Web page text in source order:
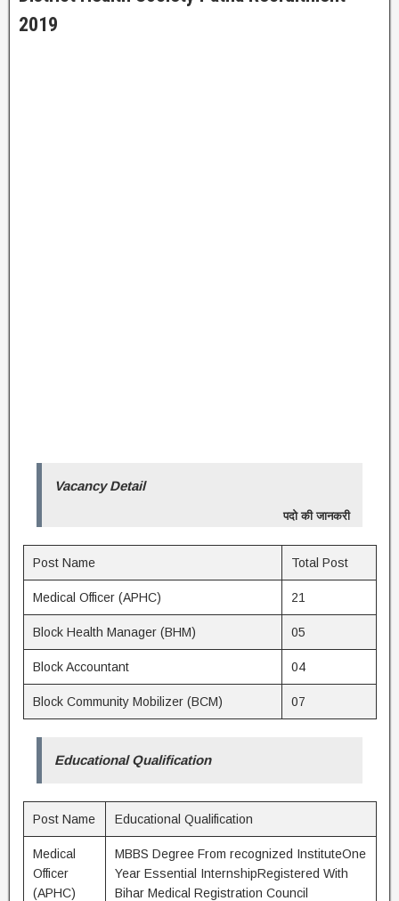
2019
Vacancy Detail
पदो की जानकरी
Post Name Total Post
Medical Officer (APHC) 21
Block Health Manager (BHM) 05
Block Accountant 04
Block Community Mobilizer (BCM) 07
Educational Qualification
Post Name Educational Qualification
Medical
Officer
(APHC)
MBBS Degree From recognized InstituteOne
Year Essential InternshipRegistered With
Bihar Medical Registration Council